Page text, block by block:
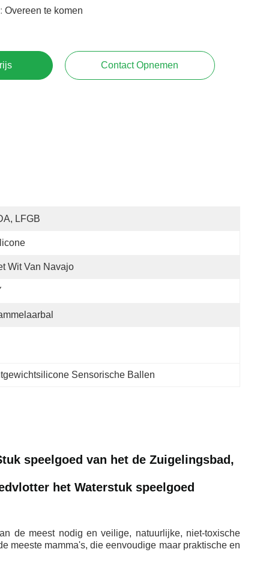
Overeen te komen
Contact Opnemen
LFGB
Wit Van Navajo
Sensorische Ballen
speelgoed van het de Zuigelingsbad,
het Waterstuk speelgoed
de meest nodig en veilige, natuurlijke, niet-toxische
meeste mamma's, die eenvoudige maar praktische en